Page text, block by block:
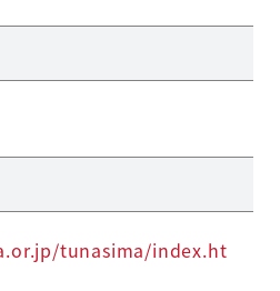
tunasima/index.ht